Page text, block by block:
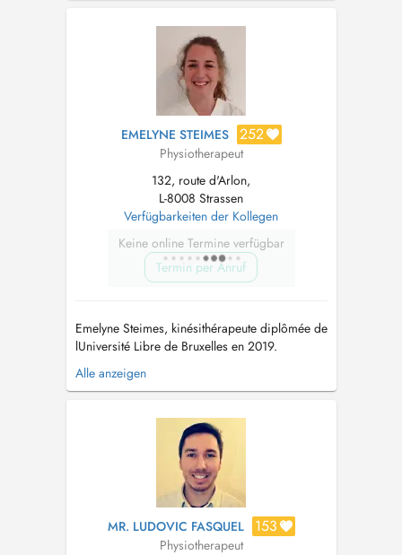
thérapie manuelle et les exercices
personnalisés, afin dobtenir des ...
EMELYNE STEIMES 252
Physiotherapeut
132, route d'Arlon,
L-8008 Strassen
Verfügbarkeiten der Kollegen
Keine online Termine verfügbar
Termin per Anruf
Emelyne Steimes, kinésithérapeute diplômée de
lUniversité Libre de Bruxelles en 2019.
Passionnée par son métier, elle vous
accompagne avec écoute et bienveillance pour
autonomie au quotidien. Chaque séance est
personnalisée en fonction de vos besoins et...
Alle anzeigen
MR. LUDOVIC FASQUEL 153
Physiotherapeut